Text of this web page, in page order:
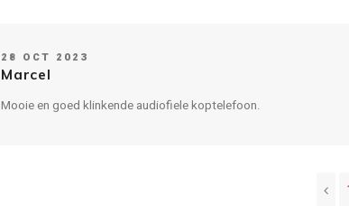
28 OCT 2023
Marcel
Mooie en goed klinkende audiofiele koptelefoon.